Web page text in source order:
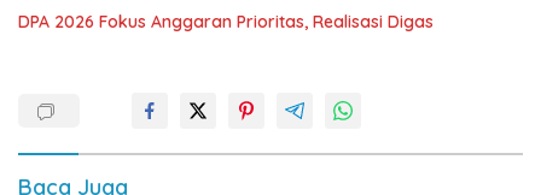
DPA 2026 Fokus Anggaran Prioritas, Realisasi Digas
Baca Juga